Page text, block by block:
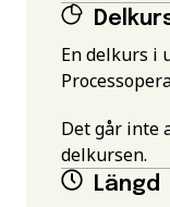
En delkurs i
Det går inte
delkursen.
Längd